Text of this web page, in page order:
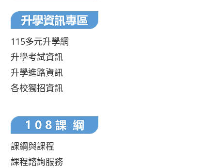
115多元升學網
升學考試資訊
升學進路資訊
各校獨招資訊
課綱與課程
課程諮詢服務